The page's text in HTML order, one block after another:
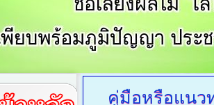
คู่มือหรือแนว